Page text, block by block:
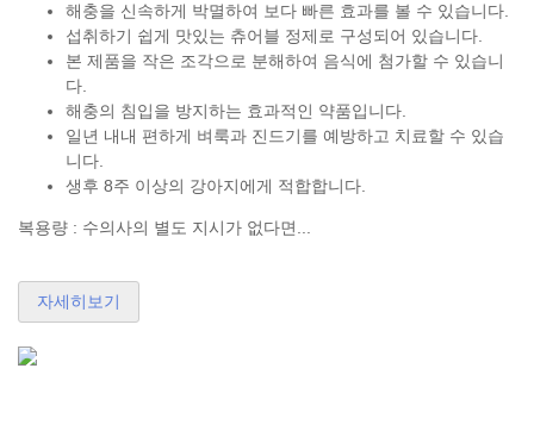
해충을 신속하게 박멸하여 보다 빠른 효과를 볼 수 있습니다.
섭취하기 쉽게 맛있는 츄어블 정제로 구성되어 있습니다.
본 제품을 작은 조각으로 분해하여 음식에 첨가할 수 있습니
다.
해충의 침입을 방지하는 효과적인 약품입니다.
일년 내내 편하게 벼룩과 진드기를 예방하고 치료할 수 ​​있습
니다.
생후 8주 이상의 강아지에게 적합합니다.
복용량 : 수의사의 별도 지시가 없다면...
자세히보기